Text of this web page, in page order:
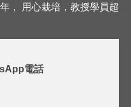
， 用心栽培，教授學員超
電話